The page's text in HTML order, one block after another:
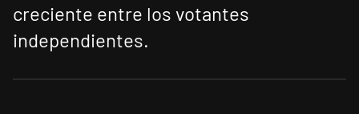
creciente entre los votantes
independientes.